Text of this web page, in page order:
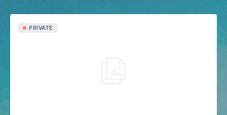
PRIVATE